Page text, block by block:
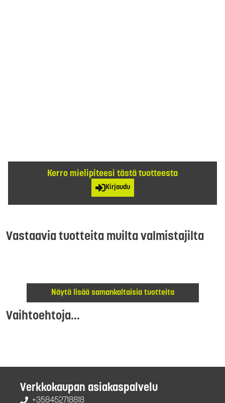
Kerro mielipiteesi tästä tuotteesta
Kirjaudu
Vastaavia tuotteita muilta valmistajilta
Näytä lisää samankaltaisia tuotteita
Vaihtoehtoja...
Verkkokaupan asiakaspalvelu
+358452718818